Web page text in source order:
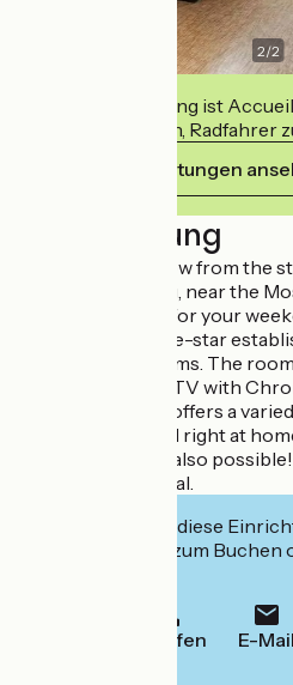
2/2
Diese Einrichtung ist
verpflichtet sich, Radfahrer
Ihre Verpflichtungen
Beschreibung
Just a stone's throw from the
from Luxembourg, near the
business trips or for your
the region. A three-star
and equipped rooms. The
quality bedding, a TV with
access. B&B also offers a
wake up. You'll feel right at
long journey? It's also
bar at your disposal.
Interessiert Sie diese
deren Website zum
Anrufen E-Mail